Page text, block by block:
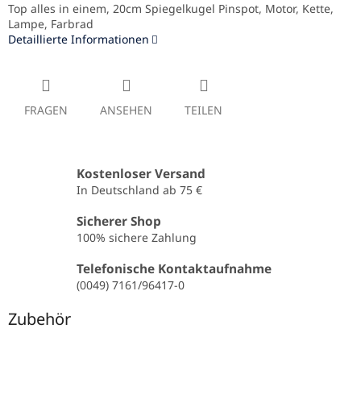
Top alles in einem, 20cm Spiegelkugel Pinspot, Motor, Kette,
Lampe, Farbrad
Detaillierte Informationen
FRAGEN ANSEHEN TEILEN
Kostenloser Versand
In Deutschland ab 75 €
Sicherer Shop
100% sichere Zahlung
Telefonische Kontaktaufnahme
(0049) 7161/96417-0
Zubehör